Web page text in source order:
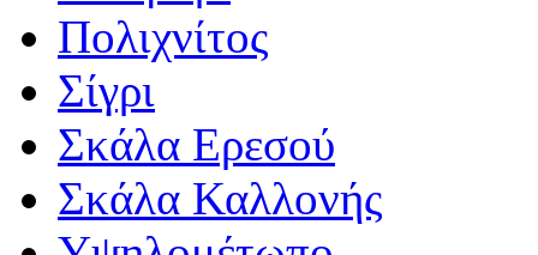
Πολιχνίτος
Σίγρι
Σκάλα Ερεσού
Σκάλα Καλλονής